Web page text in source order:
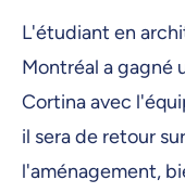
L'étudiant en
Montréal a gagné
Cortina avec
il sera de retour
l'aménagement,